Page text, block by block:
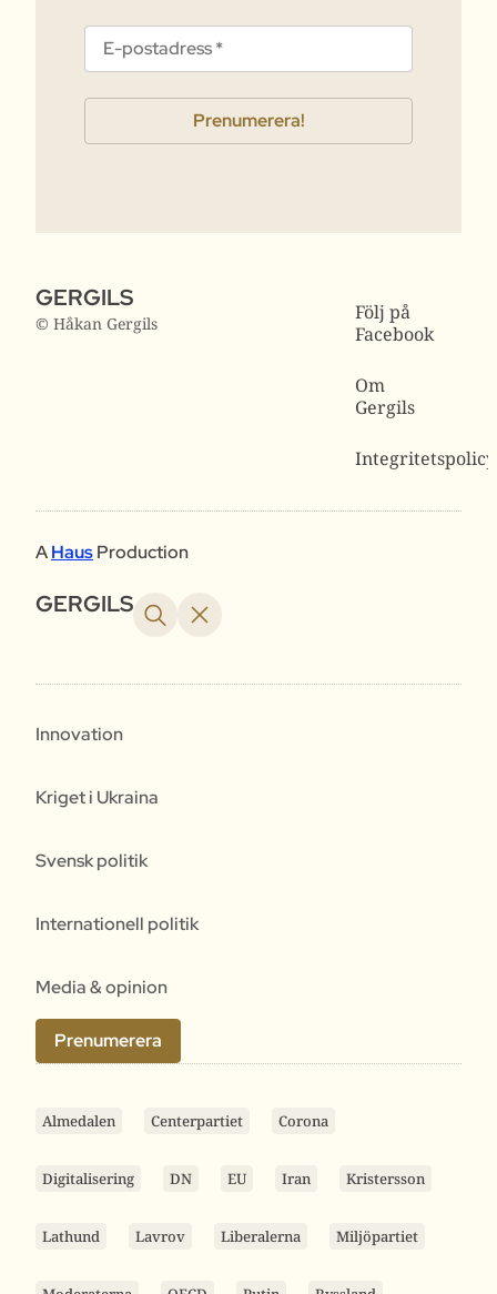
GERGILS
© Håkan Gergils
Följ på
Facebook
Om
Gergils
Integritetspolicy
AHausProduction
GERGILS
Innovation
Kriget i Ukraina
Svensk politik
Internationell politik
Media & opinion
Prenumerera
Almedalen Centerpartiet Corona
Digitalisering DN EU Iran Kristersson
Lathund Lavrov Liberalerna Miljöpartiet